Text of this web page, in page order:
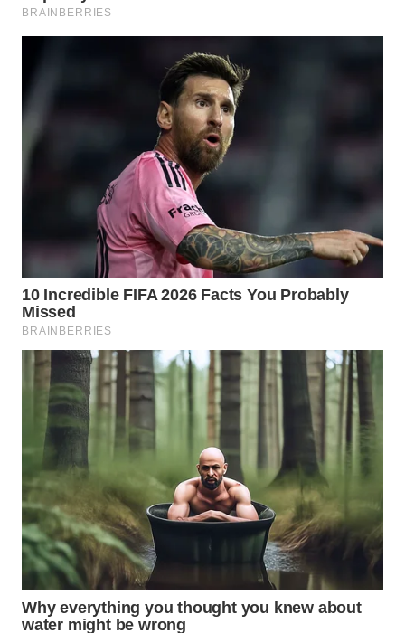
WN
KALTARA
GORONTALO
WN
SULUT
WN
MALUKU
WN
MALUT
WN
DAIRI
WN